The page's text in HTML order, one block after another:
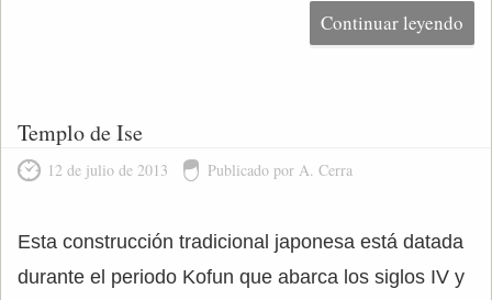
Continuar leyendo
Templo de Ise
12 de julio de 2013 Publicado por A. Cerra
Esta construcción tradicional japonesa está datada
durante el periodo Kofun que abarca los siglos IV y